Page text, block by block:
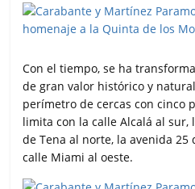
Con el tiempo, se ha
de gran valor histórico y
perímetro de cercas con cinco
limita con la calle Alcalá al sur,
de Tena al norte, la avenida 25
calle Miami al oeste.